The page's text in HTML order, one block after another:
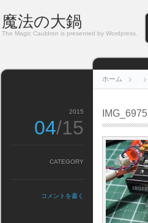
魔法の大鍋
The Magic Cauldron is presented by Wordpress.
ホーム
IMG_6975
2015
04/15
CATEGORY
コメントを書く